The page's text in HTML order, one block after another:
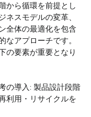
から循環を前提とし
ネスモデルの変革、
全体の最適化を包含
なアプローチです。
の要素が重要となり
の導入: 製品設計段階
利用・リサイクルを